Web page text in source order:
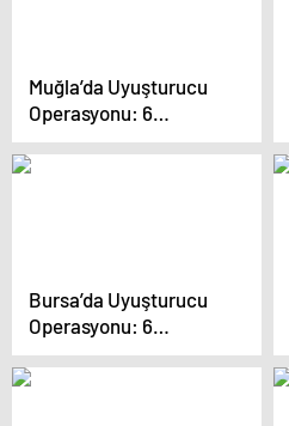
Muğla’da Uyuşturucu
Operasyonu: 6
Tutuklama
Bursa’da Uyuşturucu
Operasyonu: 6
Tutuklama